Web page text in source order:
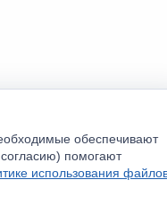
обеспечивают
помогают
использования